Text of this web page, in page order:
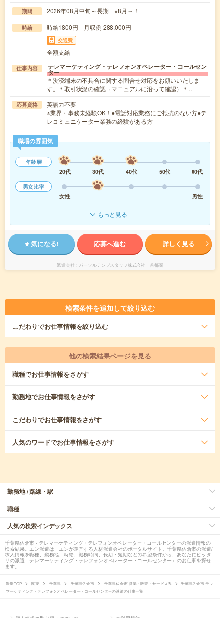
期間 2026年08月中旬～長期 ※8月～！
時給 時給1800円 月収例 288,000円
交通費
全額支給
仕事内容 テレマーケティング・テレフォンオペレーター・コールセン
ター
＊決済端末の不具合に関する問合せ対応をお願いいたしま
す。＊取引状況の確認（マニュアルに沿って確認）＊…
応募資格
英語力不要
※業界・事務未経験OK！●電話対応業務にご抵抗のない方●テ
レコミュニケーター業務の経験がある方
職場の雰囲気
年齢層
20代
30代 40代 50代
60代
男女比率
女性
男性
もっと見る
気になる! 応募へ進む 詳しく見る
派遣会社 パーソルテンプスタッフ株式会社 首都圏
検索条件を追加して絞り込む
こだわりでお仕事情報を絞り込む
他の検索結果ページを見る
職種でお仕事情報をさがす
勤務地でお仕事情報をさがす
こだわりでお仕事情報をさがす
人気のワードでお仕事情報をさがす
勤務地 / 路線・駅
職種
人気の検索インデックス
千葉県佐倉市 - テレマーケティング・テレフォンオペレーター・コールセンターの派遣情報の
検索結果。エン派遣は、エンが運営する人材派遣会社のポータルサイト。千葉県佐倉市の派遣/
求人情報を職種、勤務地、時給、勤務時間、長期・短期などの希望条件から、あなたにピッタ
リの派遣（テレマーケティング・テレフォンオペレーター・コールセンター）のお仕事を探せ
ます。
派遣TOP 関東 千葉県 千葉県佐倉市 千葉県佐倉市 営業・販売・サービス系
千葉県佐倉市 テレ
マーケティング・テレフォンオペレーター・コールセンターの派遣の仕事一覧